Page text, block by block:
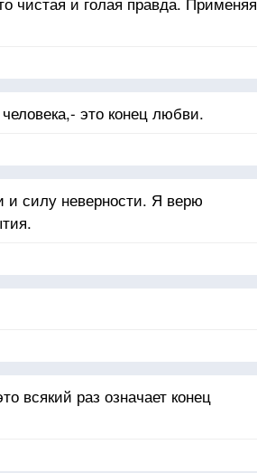
это конец любви.
силу неверности. Я верю
всякий раз означает конец